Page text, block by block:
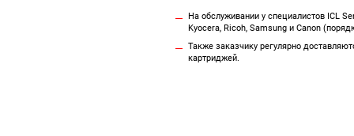
На обслуживании у специалистов ICL
Kyocera, Ricoh, Samsung и Canon
Также заказчику регулярно
картриджей.